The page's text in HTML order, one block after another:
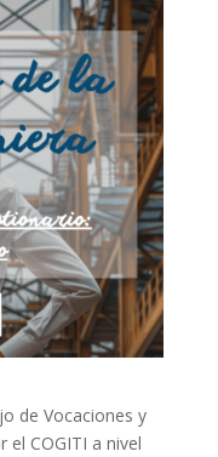
de Vocaciones y
COGITI a nivel